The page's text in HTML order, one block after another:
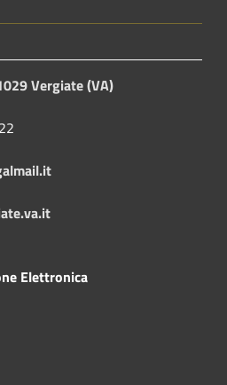
Vergiate (VA)
Elettronica